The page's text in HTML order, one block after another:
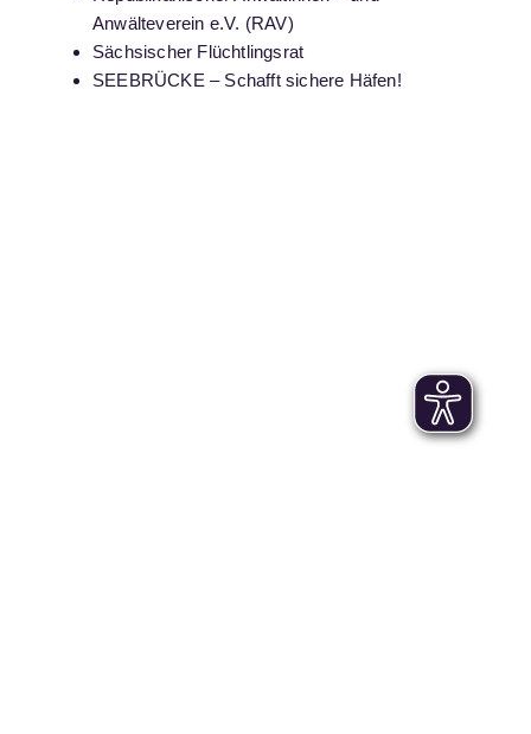
Anwälteverein e.V. (RAV)
Sächsischer Flüchtlingsrat
SEEBRÜCKE – Schafft sichere Häfen!